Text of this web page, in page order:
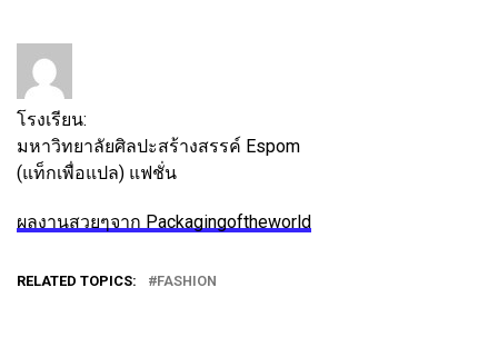
โรงเรียน:
มหาวิทยาลัยศิลปะสร้างสรรค์ Espom
(แท็กเพื่อแปล) แฟชั่น
ผลงานสวยๆจาก Packagingoftheworld
RELATED TOPICS: FASHION